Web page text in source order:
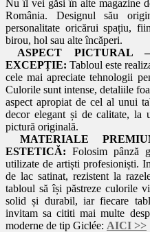
Nu îl vei găsi în alte magazine
România. Designul său
personalitate oricărui spațiu,
birou, hol sau alte încăperi.
ASPECT PICTURAL
EXCEPȚIE: Tabloul este
cele mai apreciate tehnologii
Culorile sunt intense, detaliile
aspect apropiat de cel al unui
decor elegant și de calitate, la
pictură originală.
MATERIALE
ESTETICĂ: Folosim pânză
utilizate de artiști profesioniști.
de lac satinat, rezistent la
tabloul să își păstreze culorile
solid și durabil, iar fiecare
invitam sa cititi mai multe
moderne de tip Giclée: AICI >>